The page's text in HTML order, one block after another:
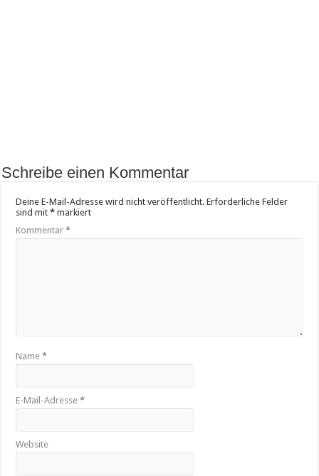
Schreibe einen Kommentar
Deine E-Mail-Adresse wird nicht veröffentlicht. Erforderliche Felder
sind mit* markiert
Kommentar*
Name*
E-Mail-Adresse*
Website